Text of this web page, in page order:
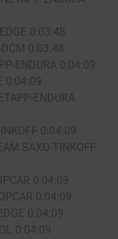
0:03:48
0:03:48
ENDURA 0:04:09
0:04:09
ENDURA
0:04:09
SAXO-TINKOFF
0:04:09
0:04:09
0:04:09
0:04:09